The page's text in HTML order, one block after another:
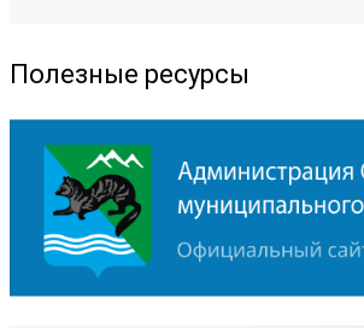
Полезные ресурсы